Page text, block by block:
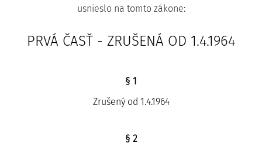
usnieslo na tomto zákone:
PRVÁ ČASŤ - ZRUŠENÁ OD 1.4.1964
§ 1
Zrušený od 1.4.1964
§ 2